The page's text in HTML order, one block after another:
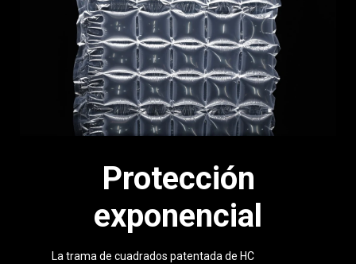
Protección
exponencial
La trama de cuadrados patentada de HC